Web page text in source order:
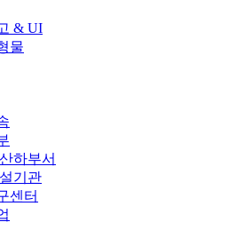
& UI
물
하부서
기관
센터